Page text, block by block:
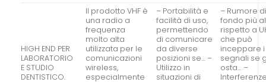
HIGH END PER
LABORATORIO
E STUDIO
DENTISTICO.
Il prodotto VHF è
una radio a
frequenza
molto alta
utilizzata per le
comunicazioni
wireless,
especialmente
– Portabilità e
facilità di uso,
permettendo
di comunicare
da diverse
posizioni se… –
Utilizzo in
situazioni di
– Rumore
fondo più
rispetto a
che può
inceppare i
segnali se
osta… –